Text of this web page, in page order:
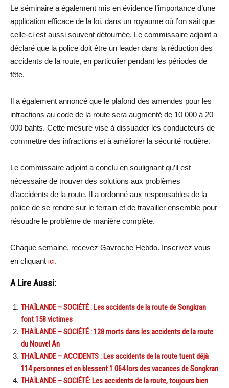
Le séminaire a également mis en évidence l’importance d’une
application efficace de la loi, dans un royaume où l’on sait que
celle-ci est aussi souvent détournée. Le commissaire adjoint a
déclaré que la police doit être un leader dans la réduction des
accidents de la route, en particulier pendant les périodes de
fête.
Il a également annoncé que le plafond des amendes pour les
infractions au code de la route sera augmenté de 10 000 à 20
000 bahts. Cette mesure vise à dissuader les conducteurs de
commettre des infractions et à améliorer la sécurité routière.
Le commissaire adjoint a conclu en soulignant qu’il est
nécessaire de trouver des solutions aux problèmes
d’accidents de la route. Il a ordonné aux responsables de la
police de se rendre sur le terrain et de travailler ensemble pour
résoudre le problème de manière complète.
Chaque semaine, recevez Gavroche Hebdo. Inscrivez vous
en cliquant ici.
A Lire Aussi:
THAÏLANDE – SOCIÉTÉ : Les accidents de la route de Songkran
font 158 victimes
THAÏLANDE – SOCIÉTÉ : 128 morts dans les accidents de la route
du Nouvel An
THAÏLANDE – ACCIDENTS : Les accidents de la route tuent déjà
114 personnes et en blessent 1 064 lors des vacances de Songkran
THAÏLANDE – SOCIÉTÉ: Les accidents de la route, toujours bien